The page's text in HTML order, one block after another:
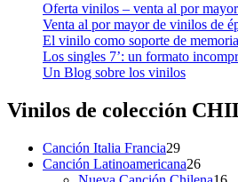
Oferta vinilos – venta al por mayor
Venta al por mayor de vinilos de
El vinilo como soporte de memoria
Los singles 7’: un formato
Un Blog sobre los vinilos
Vinilos de colección
Canción Italia Francia2929
productos
Canción Latinoamericana2626
16